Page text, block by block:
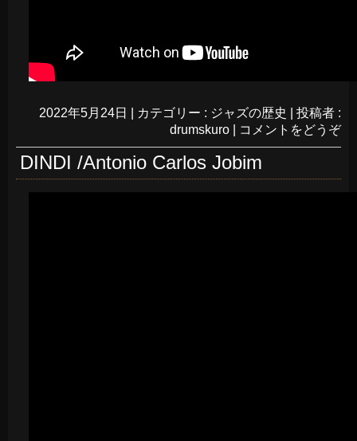
2022年5月24日 カテゴリー : ジャズの歴史
投稿者 :
drumskuro
コメントをどうぞ
DINDI /Antonio Carlos Jobim